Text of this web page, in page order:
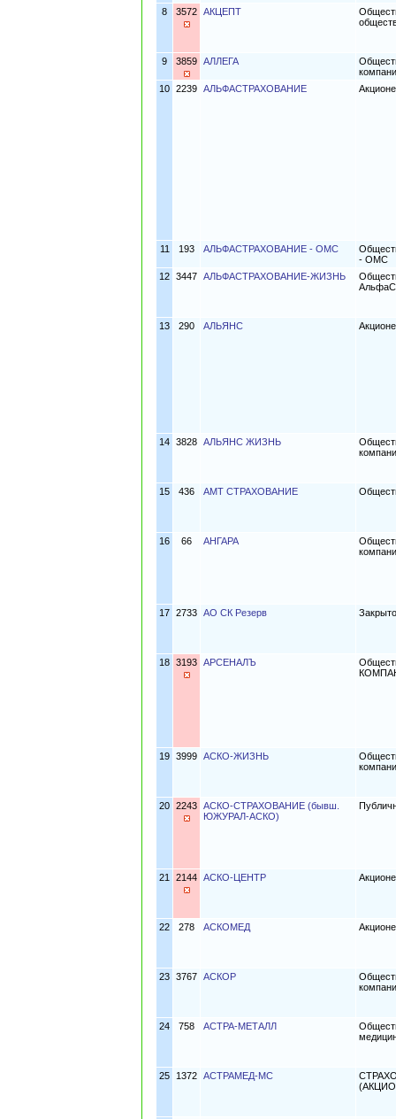
8 3572 АКЦЕПТ
9 3859 АЛЛЕГА
10 2239 АЛЬФАСТРАХОВАНИЕ
11 193 АЛЬФАСТРАХОВАНИЕ - ОМС
- ОМС
12 3447 АЛЬФАСТРАХОВАНИЕ-ЖИЗНЬ
13 290 АЛЬЯНС
14 3828 АЛЬЯНС ЖИЗНЬ
15 436 АМТ СТРАХОВАНИЕ
16 66 АНГАРА
17 2733 АО СК Резерв
18 3193 АРСЕНАЛЪ
19 3999 АСКО-ЖИЗНЬ
20 2243 АСКО-СТРАХОВАНИЕ (бывш.
ЮЖУРАЛ-АСКО)
21 2144 АСКО-ЦЕНТР
22 278 АСКОМЕД
23 3767 АСКОР
24 758 АСТРА-МЕТАЛЛ
25 1372 АСТРАМЕД-МС